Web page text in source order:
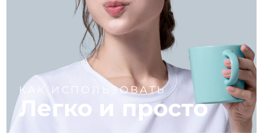
КАК ИСПОЛЬЗОВАТЬ
Легко и просто